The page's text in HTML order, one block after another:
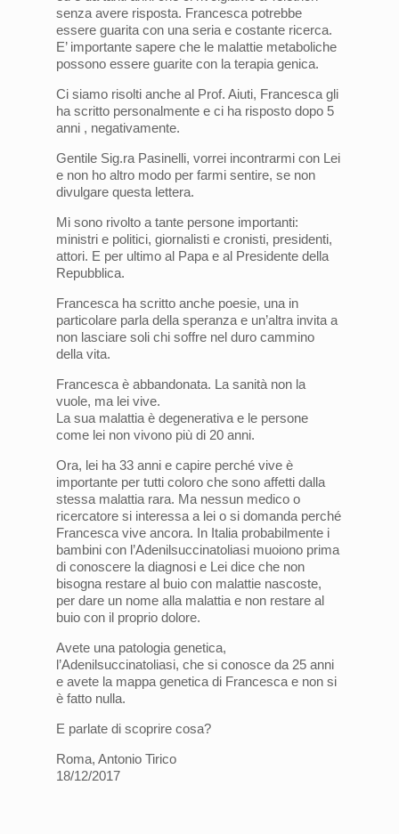
senza avere risposta. Francesca potrebbe
essere guarita con una seria e costante ricerca.
E’ importante sapere che le malattie metaboliche
possono essere guarite con la terapia genica.
Ci siamo risolti anche al Prof. Aiuti, Francesca gli
ha scritto personalmente e ci ha risposto dopo 5
anni , negativamente.
Gentile Sig.ra Pasinelli, vorrei incontrarmi con Lei
e non ho altro modo per farmi sentire, se non
divulgare questa lettera.
Mi sono rivolto a tante persone importanti:
ministri e politici, giornalisti e cronisti, presidenti,
attori. E per ultimo al Papa e al Presidente della
Repubblica.
Francesca ha scritto anche poesie, una in
particolare parla della speranza e un’altra invita a
non lasciare soli chi soffre nel duro cammino
della vita.
Francesca è abbandonata. La sanità non la
vuole, ma lei vive.
La sua malattia è degenerativa e le persone
come lei non vivono più di 20 anni.
Ora, lei ha 33 anni e capire perché vive è
importante per tutti coloro che sono affetti dalla
stessa malattia rara. Ma nessun medico o
ricercatore si interessa a lei o si domanda perché
Francesca vive ancora. In Italia probabilmente i
bambini con l’Adenilsuccinatoliasi muoiono prima
di conoscere la diagnosi e Lei dice che non
bisogna restare al buio con malattie nascoste,
per dare un nome alla malattia e non restare al
buio con il proprio dolore.
Avete una patologia genetica,
l’Adenilsuccinatoliasi, che si conosce da 25 anni
e avete la mappa genetica di Francesca e non si
è fatto nulla.
E parlate di scoprire cosa?
Roma, Antonio Tirico
18/12/2017